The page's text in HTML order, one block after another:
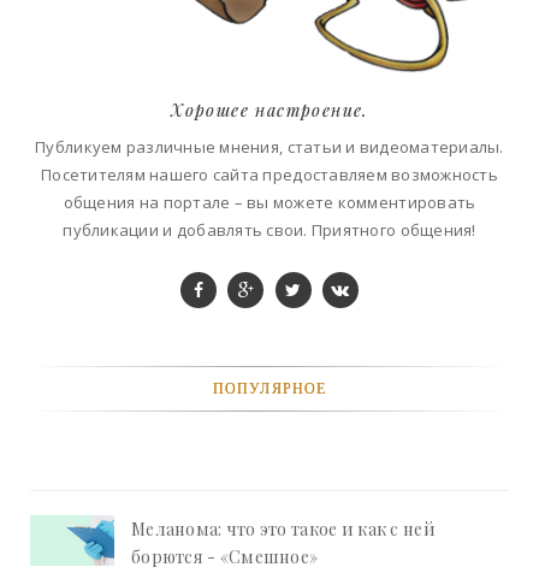
Хорошее настроение.
Публикуем различные мнения, статьи и видеоматериалы.
Посетителям нашего сайта предоставляем возможность
общения на портале – вы можете комментировать
публикации и добавлять свои. Приятного общения!
ПОПУЛЯРНОЕ
Меланома: что это такое и как с ней
борются - «Смешное»